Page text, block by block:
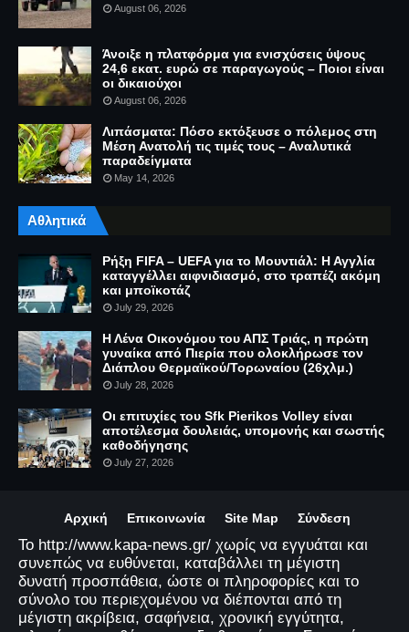
August 06, 2026
Άνοιξε η πλατφόρμα για ενισχύσεις ύψους
24,6 εκατ. ευρώ σε παραγωγούς – Ποιοι είναι
οι δικαιούχοι
August 06, 2026
Λιπάσματα: Πόσο εκτόξευσε ο πόλεμος στη
Μέση Ανατολή τις τιμές τους – Αναλυτικά
παραδείγματα
May 14, 2026
Αθλητικά
Ρήξη FIFA – UEFA για το Μουντιάλ: Η Αγγλία
καταγγέλλει αιφνιδιασμό, στο τραπέζι ακόμη
και μποϊκοτάζ
July 29, 2026
Η Λένα Οικονόμου του ΑΠΣ Τριάς, η πρώτη
γυναίκα από Πιερία που ολοκλήρωσε τον
Διάπλου Θερμαϊκού/Τορωναίου (26χλμ.)
July 28, 2026
Οι επιτυχίες του Sfk Pierikos Volley είναι
αποτέλεσμα δουλειάς, υπομονής και σωστής
καθοδήγησης
July 27, 2026
Αρχική Επικοινωνία Site Map Σύνδεση
Το http://www.kapa-news.gr/ χωρίς να εγγυάται και
συνεπώς να ευθύνεται, καταβάλλει τη μέγιστη
δυνατή προσπάθεια, ώστε οι πληροφορίες και το
σύνολο του περιεχομένου να διέπονται από τη
μέγιστη ακρίβεια, σαφήνεια, χρονική εγγύτητα,